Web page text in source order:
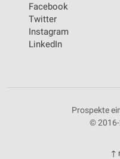
Facebook
Twitter
Instagram
LinkedIn
Prospekte
© 2016-
↑